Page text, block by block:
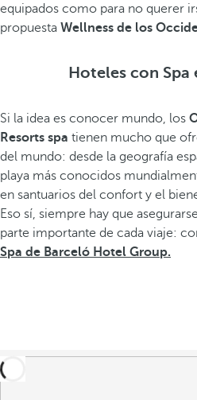
equipados como para no querer
propuesta Wellness de los
Hoteles con Spa
Si la idea es conocer mundo, los
Resorts spa tienen mucho que
del mundo: desde la geografía
playa más conocidos
en santuarios del confort y el
Eso sí, siempre hay que
parte importante de cada viaje:
Spa de Barceló Hotel Group.